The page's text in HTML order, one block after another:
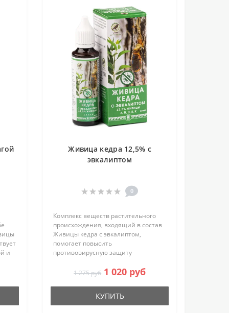
и
Живица кедра 12,5% с
эвкалиптом
0
Комплекс веществ растительного
происхождения, входящий в состав
Живицы кедра с эвкалиптом,
помогает повысить
противовирусную защиту
выраженность воспалительных
процессов, улучшить работу
дыхательной и иммунной систем,
1 275 руб 1 020 руб
КУПИТЬ